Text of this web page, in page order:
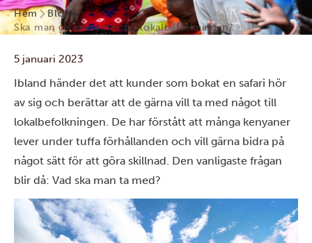
Hem
Blogg
Ska man ge presenter till lokalbefolkningen?
5 januari 2023
Ibland händer det att kunder som bokat en safari hör
av sig och berättar att de gärna vill ta med något till
lokalbefolkningen. De har förstått att många kenyaner
lever under tuffa förhållanden och vill gärna bidra på
något sätt för att göra skillnad. Den vanligaste frågan
blir då: Vad ska man ta med?